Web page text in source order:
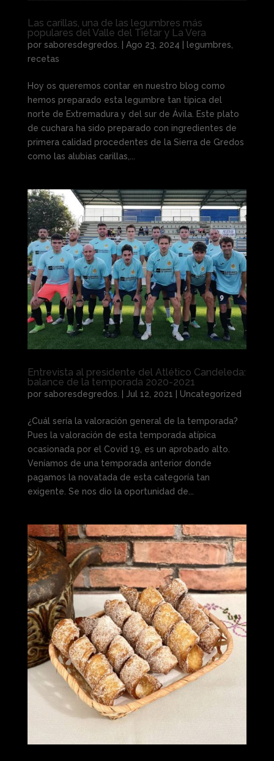
Las carillas, una de las legumbres más
populares del Valle del Tiétar y La Vera
por saboresdegredos. Ago 23, 2024 legumbres
recetas
Hoy os queremos contar en nuestro blog como
hemos preparado esta legumbre tan típica del
norte de Extremadura y del sur de Ávila. Este plato
de cuchara ha sido preparado con ingredientes de
primera calidad procedentes de la Sierra de Gredos
como las alubias carillas,...
Entrevista al presidente del Atlético Candeleda:
balance de la temporada 2020-2021
por saboresdegredos. Jul 12, 2021 Uncategorized
¿Cuál sería la valoración general de la temporada?
Pues la valoración de esta temporada atípica
ocasionada por el Covid 19, es un aprobado alto.
Veníamos de una temporada anterior donde
pagamos la novatada de esta categoría tan
exigente. Se nos dio la oportunidad de...